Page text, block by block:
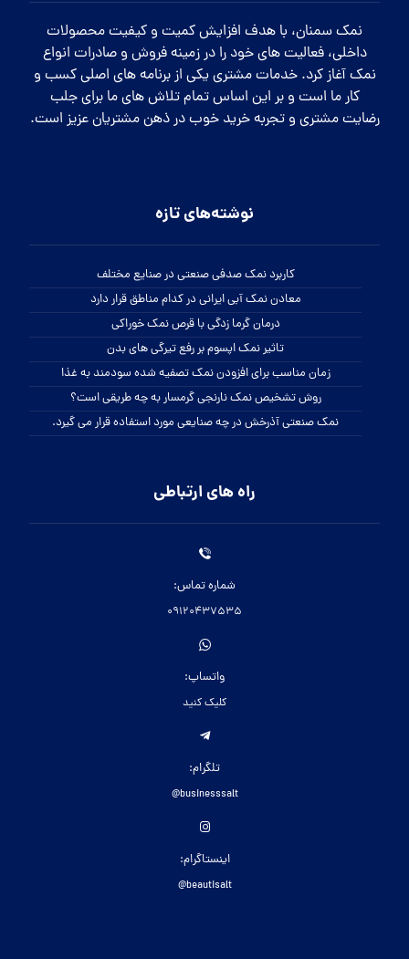
نمک سمنان، با هدف افزایش کمیت و کیفیت محصولات
داخلی، فعالیت های خود را در زمینه فروش و صادرات انواع
نمک آغاز کرد. خدمات مشتری یکی از برنامه های اصلی کسب و
کار ما است و بر این اساس تمام تلاش های ما برای جلب
رضایت مشتری و تجربه خرید خوب در ذهن مشتریان عزیز است.
نوشته‌های تازه
کاربرد نمک صدفی صنعتی در صنایع مختلف
معادن نمک آبی ایرانی در کدام مناطق قرار دارد
درمان گرما زدگی با قرص نمک خوراکی
تاثیر نمک اپسوم بر رفع تیرگی های بدن
زمان مناسب برای افزودن نمک تصفیه شده سودمند به غذا
روش تشخیص نمک نارنجی گرمسار به چه طریقی است؟
نمک صنعتی آذرخش در چه صنایعی مورد استفاده قرار می گیرد.
راه های ارتباطی
شماره تماس:
09120437535
واتساپ:
کلیک کنید
تلگرام:
businesssalt@
اینستاگرام:
beautisalt@